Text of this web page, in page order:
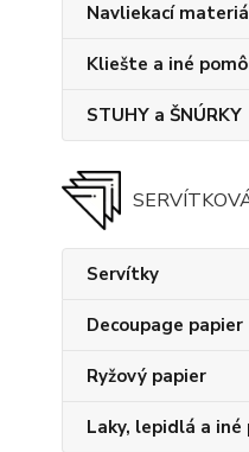
Navliekací
Kliešte a iné
STUHY a ŠNÚRKY
Servítky
Decoupage papier
Ryžový papier
Laky, lepidlá a iné